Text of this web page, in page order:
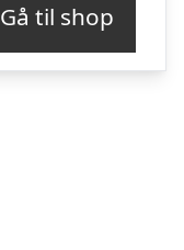
Gå til shop